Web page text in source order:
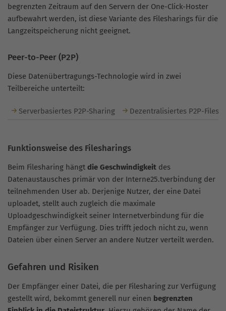
begrenzten Zeitraum auf den Servern der One-Click-Hoster
aufbewahrt werden, ist diese Variante des Filesharings für die
Langzeitspeicherung nicht geeignet.
Peer-to-Peer (P2P)
Diese Datenübertragungs-Technologie wird in zwei
Teilbereiche unterteilt:
Serverbasiertes P2P-Sharing Dezentralisiertes P2P-
Funktionsweise des Filesharings
Beim Filesharing hängt die Geschwindigkeit des
Datenaustausches primär von der Interne25.tverbindung der
teilnehmenden User ab. Derjenige Nutzer, der eine Datei
uploadet, stellt auch zugleich die maximale
Uploadgeschwindigkeit seiner Internetverbindung für die
Empfänger zur Verfügung. Dies trifft jedoch nicht zu, wenn
Dateien über einen Server an andere Nutzer verteilt werden.
Gefahren und Risiken
Der Empfänger einer Datei, die per Filesharing zur Verfügung
gestellt wird, bekommt generell nur einen begrenzten